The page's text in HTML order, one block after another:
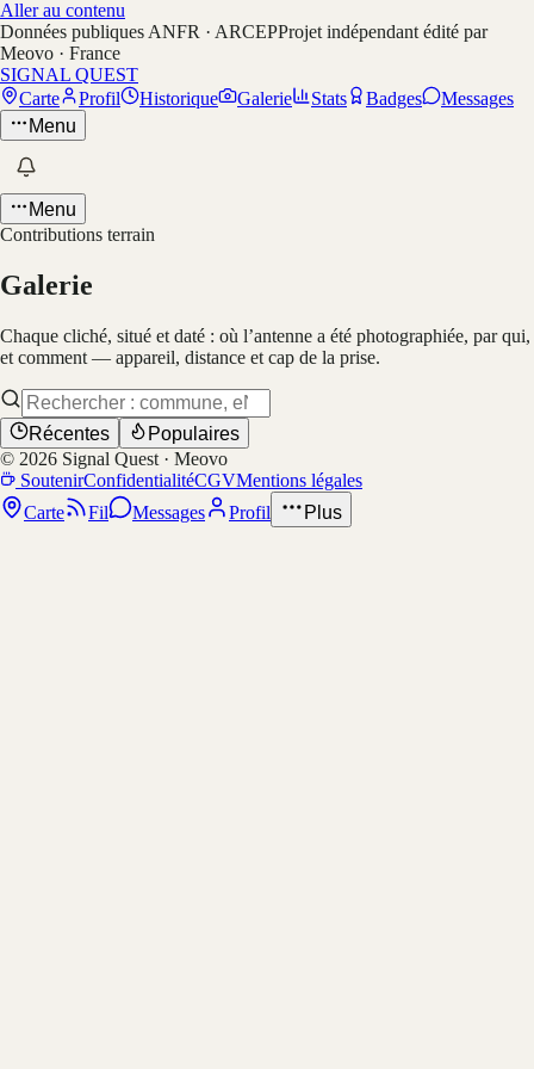
Aller au contenu
Données publiques ANFR · ARCEPProjet indépendant édité par
Meovo · France
SIGNAL QUEST
Carte
Profil Historique Galerie Stats Badges
Messages
Menu
Menu
Contributions terrain
Galerie
Chaque cliché, situé et daté : où l’antenne a été photographiée, par qui,
et comment — appareil, distance et cap de la prise.
Récentes
Populaires
© 2026 Signal Quest · Meovo
SoutenirConfidentialitéCGVMentions légales
Carte
Fil Messages Profil Plus